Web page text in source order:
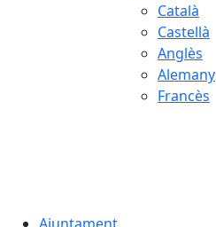
Català
Castellà
Anglès
Alemany
Francès